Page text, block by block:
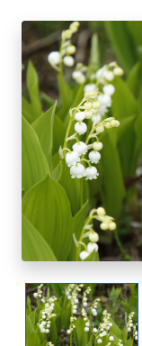
预约
交通
北海道简介
按旅游主题搜索
享受雨天
七个国立公园
邂逅美景
基础知识
Face
book